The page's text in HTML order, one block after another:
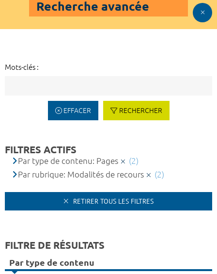
Recherche avancée
Mots-clés :
EFFACER RECHERCHER
FILTRES ACTIFS
Par type de contenu: Pages
(2)
Par rubrique: Modalités de recours
(2)
RETIRER TOUS LES FILTRES
FILTRE DE RÉSULTATS
Par type de contenu